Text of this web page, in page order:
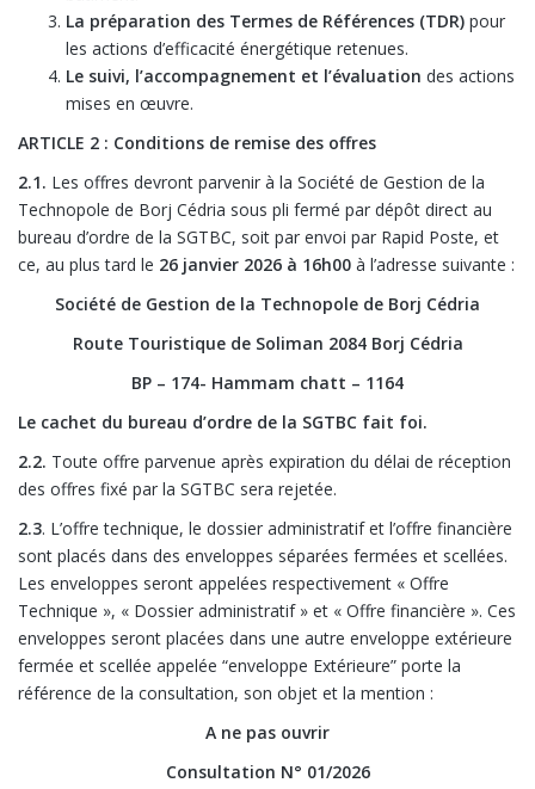
La préparation des Termes de Références (TDR) pour
les actions d’efficacité énergétique retenues.
Le suivi, l’accompagnement et l’évaluation des actions
mises en œuvre.
ARTICLE 2 : Conditions de remise des offres
2.1. Les offres devront parvenir à la Société de Gestion de la
Technopole de Borj Cédria sous pli fermé par dépôt direct au
bureau d’ordre de la SGTBC, soit par envoi par Rapid Poste, et
ce, au plus tard le 26 janvier 2026 à 16h00 à l’adresse suivante :
Société de Gestion de la Technopole de Borj Cédria
Route Touristique de Soliman 2084 Borj Cédria
BP – 174- Hammam chatt – 1164
Le cachet du bureau d’ordre de la SGTBC fait foi.
2.2. Toute offre parvenue après expiration du délai de réception
des offres fixé par la SGTBC sera rejetée.
2.3. L’offre technique, le dossier administratif et l’offre financière
sont placés dans des enveloppes séparées fermées et scellées.
Les enveloppes seront appelées respectivement « Offre
Technique », « Dossier administratif » et « Offre financière ». Ces
enveloppes seront placées dans une autre enveloppe extérieure
fermée et scellée appelée “enveloppe Extérieure” porte la
référence de la consultation, son objet et la mention :
A ne pas ouvrir
Consultation N° 01/2026